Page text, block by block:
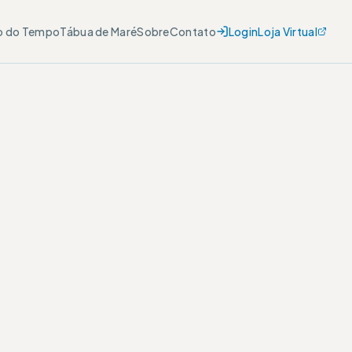
do TempoTábua de MaréSobreContato LoginLoja Virtual